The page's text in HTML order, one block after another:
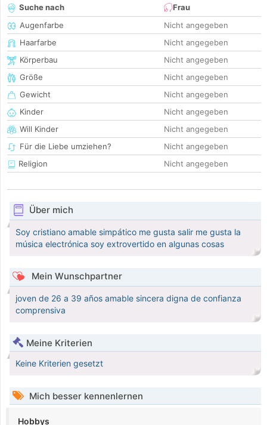
Suche nach
Frau
Augenfarbe
Nicht angegeben
Haarfarbe
Nicht angegeben
Körperbau
Nicht angegeben
Größe
Nicht angegeben
Gewicht
Nicht angegeben
Kinder
Nicht angegeben
Will Kinder
Nicht angegeben
Für die Liebe umziehen?
Nicht angegeben
Religion
Nicht angegeben
Über mich
Soy cristiano amable simpático me gusta salir me gusta la
música electrónica soy extrovertido en algunas cosas
Mein Wunschpartner
joven de 26 a 39 años amable sincera digna de confianza
comprensiva
Meine Kriterien
Keine Kriterien gesetzt
Mich besser kennenlernen
Hobbys